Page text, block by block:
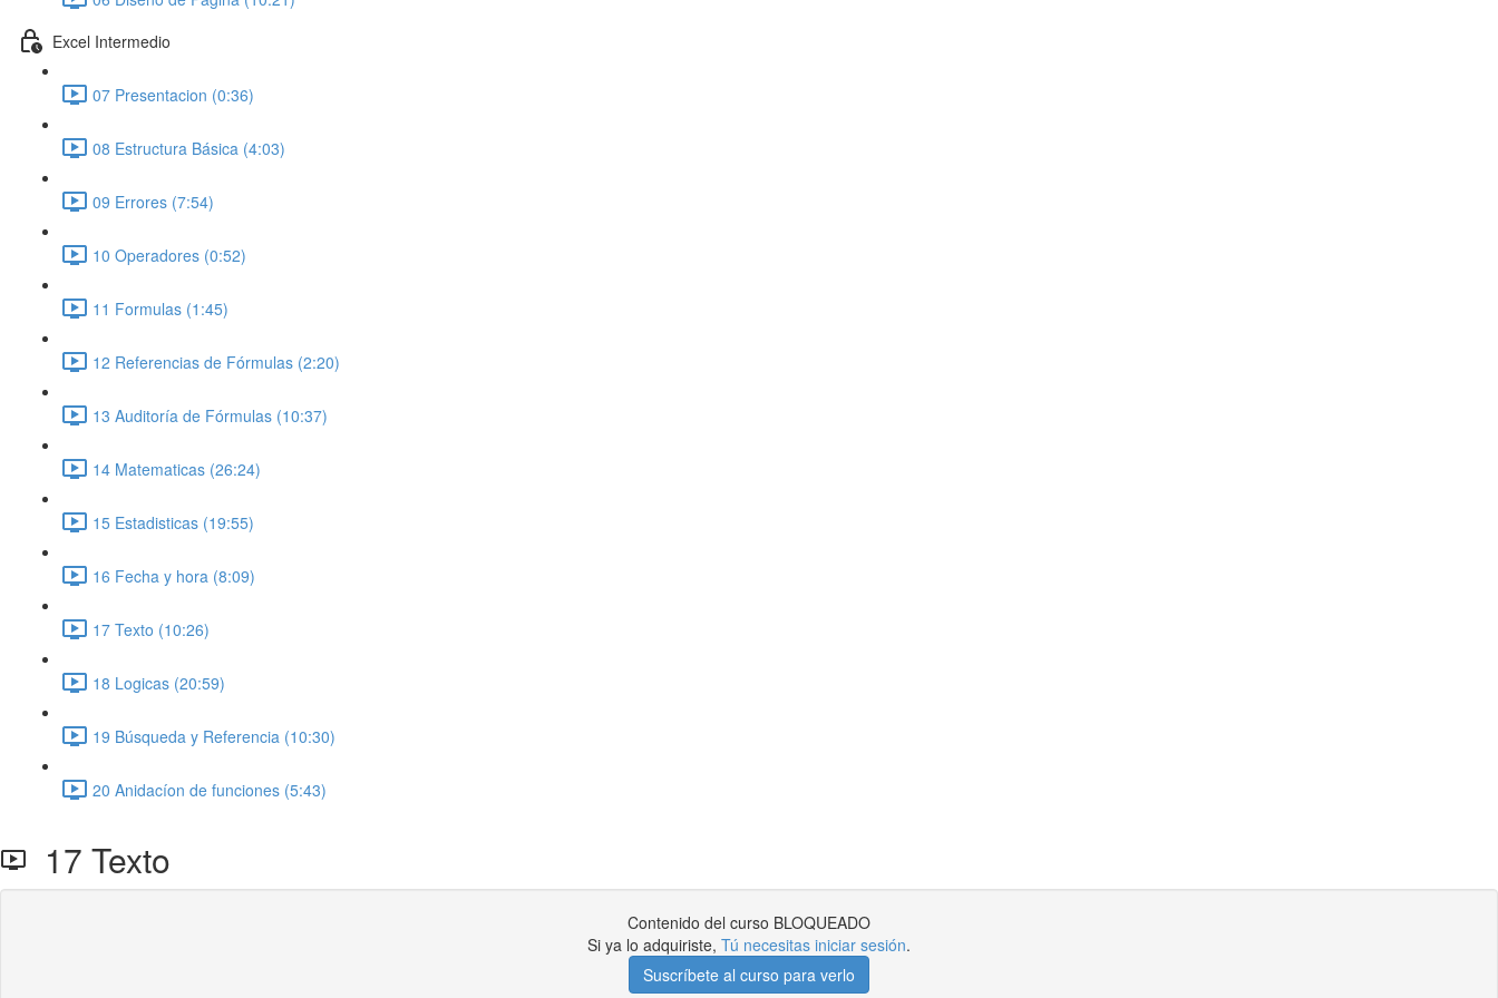
Excel Intermedio
07 Presentacion (0:36)
08 Estructura Básica (4:03)
09 Errores (7:54)
10 Operadores (0:52)
11 Formulas (1:45)
12 Referencias de Fórmulas (2:20)
13 Auditoría de Fórmulas (10:37)
14 Matematicas (26:24)
15 Estadisticas (19:55)
16 Fecha y hora (8:09)
17 Texto (10:26)
18 Logicas (20:59)
19 Búsqueda y Referencia (10:30)
20 Anidacíon de funciones (5:43)
17 Texto
Contenido del curso BLOQUEADO
Si ya lo adquiriste, Tú necesitas iniciar sesión.
Suscríbete al curso para verlo